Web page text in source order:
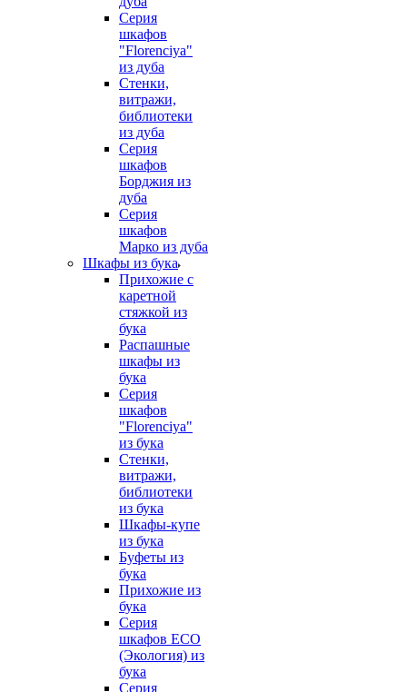
Серия
шкафов
"Florenciya"
из дуба
Стенки,
витражи,
библиотеки
из дуба
Серия
шкафов
Борджия из
дуба
Серия
шкафов
Марко из дуба
Шкафы из бука
Прихожие с
каретной
стяжкой из
бука
Распашные
шкафы из
бука
Серия
шкафов
"Florenciya"
из бука
Стенки,
витражи,
библиотеки
из бука
Шкафы-купе
из бука
Буфеты из
бука
Прихожие из
бука
Серия
шкафов ECO
(Экология) из
бука
Серия